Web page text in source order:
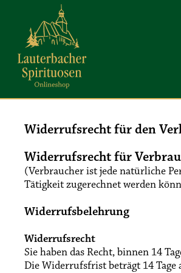
Hauptinhalt springen
Zur Suche springen
Zur Hauptnavigation springen
Widerrufsrecht für den
Widerrufsrecht für
(Verbraucher ist jede natürliche
Tätigkeit zugerechnet werden
Widerrufsbelehrung
Widerrufsrecht
Sie haben das Recht, binnen 14
Die Widerrufsfrist beträgt 14 Tage